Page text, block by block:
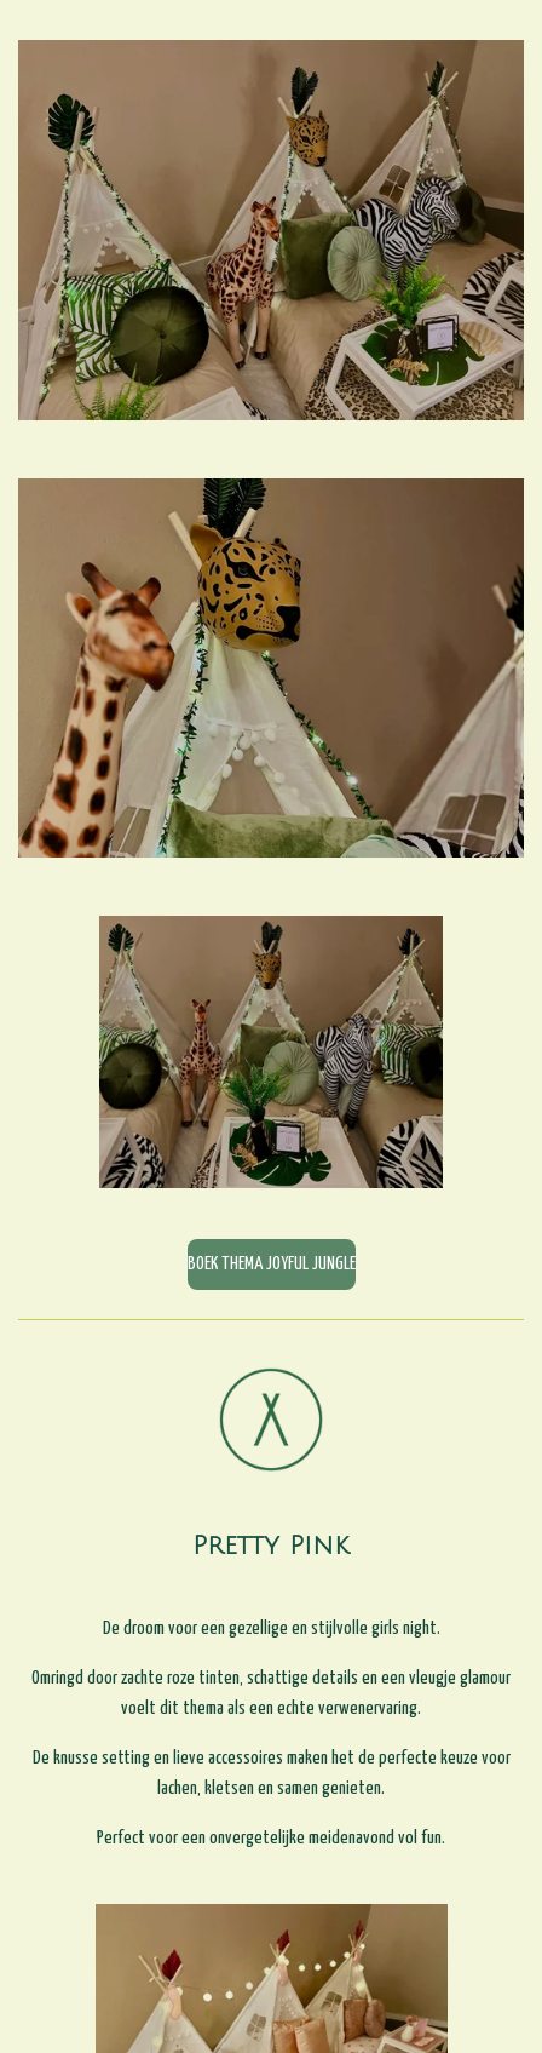
BOEK THEMA JOYFUL JUNGLE
Pretty Pink
De droom voor een gezellige en stijlvolle girls night.
Omringd door zachte roze tinten, schattige details en een vleugje glamour
voelt dit thema als een echte verwenervaring.
De knusse setting en lieve accessoires maken het de perfecte keuze voor
lachen, kletsen en samen genieten.
Perfect voor een onvergetelijke meidenavond vol fun.